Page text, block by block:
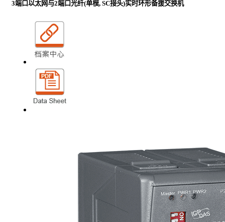
3端口以太网与2端口光纤(单模, SC接头)实时环形备援交换机